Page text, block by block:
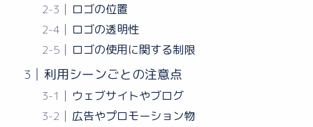
ロゴの位置
ロゴの透明性
ロゴの使用に関する制限
利用シーンごとの注意点
ウェブサイトやブログ
広告やプロモーション物